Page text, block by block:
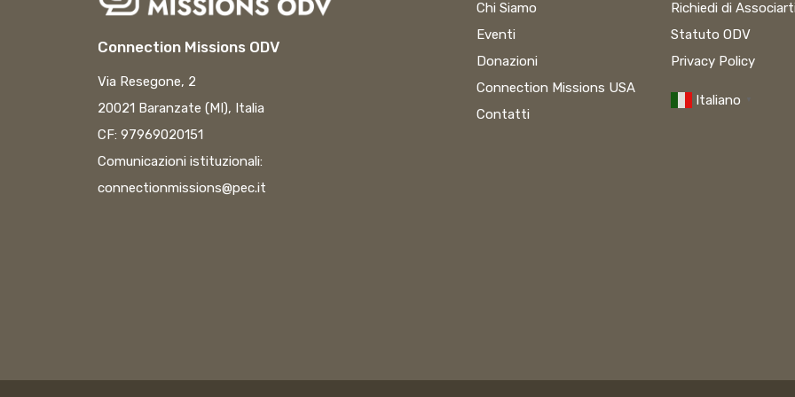
Connection Missions ODV
Via Resegone, 2
20021 Baranzate (MI), Italia
CF: 97969020151
Comunicazioni istituzionali:
connectionmissions@pec.it
Chi Siamo
Eventi
Donazioni
Connection Missions USA
Contatti
Richiedi di Associarti
Statuto ODV
Privacy Policy
Italiano